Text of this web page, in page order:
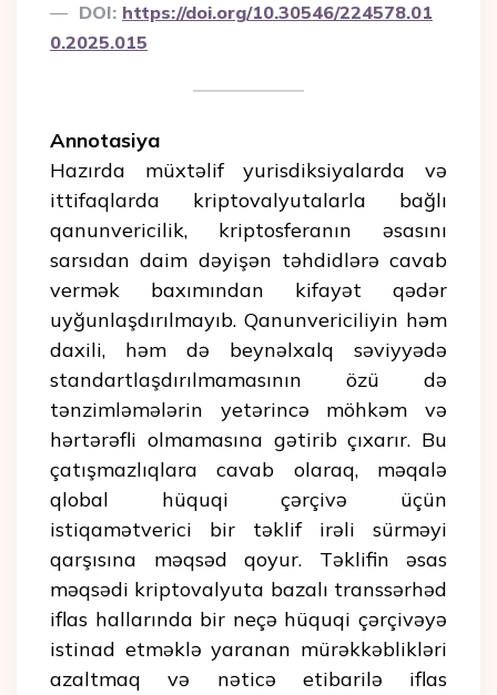
DOI: https://doi.org/10.30546/224578.01
0.2025.015
Annotasiya
Hazırda müxtəlif yurisdiksiyalarda və
ittifaqlarda kriptovalyutalarla bağlı
qanunvericilik, kriptosferanın əsasını
sarsıdan daim dəyişən təhdidlərə cavab
vermək baxımından kifayət qədər
uyğunlaşdırılmayıb. Qanunvericiliyin həm
daxili, həm də beynəlxalq səviyyədə
standartlaşdırılmamasının özü də
tənzimləmələrin yetərincə möhkəm və
hərtərəfli olmamasına gətirib çıxarır. Bu
çatışmazlıqlara cavab olaraq, məqalə
qlobal hüquqi çərçivə üçün
istiqamətverici bir təklif irəli sürməyi
qarşısına məqsəd qoyur. Təklifin əsas
məqsədi kriptovalyuta bazalı transsərhəd
iflas hallarında bir neçə hüquqi çərçivəyə
istinad etməklə yaranan mürəkkəblikləri
azaltmaq və nəticə etibarilə iflas